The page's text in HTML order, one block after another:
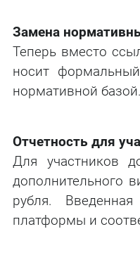
Замена
Теперь вместо
носит
нормативной базой.
Отчетность для
Для участников
дополнительного
рубля.
платформы и